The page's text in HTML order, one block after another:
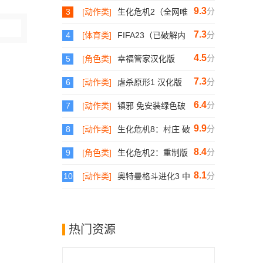
3
9.3分
[动作类]
生化危机2（全网唯
克莱尔双版本）
4 7.3分
[体育类]
FIFA23（已破解内
5
4.5分
[角色类] 幸福管家汉化版
6 7.3分
[动作类] 虐杀原形1 汉化版
7 6.4分
[动作类]
镇邪 免安装绿色破
8
9.9分
[动作类]
生化危机8：村庄 破
9
8.4分
[角色类]
生化危机2：重制版
10
8.1分
[动作类]
奥特曼格斗进化3 中
热门资源